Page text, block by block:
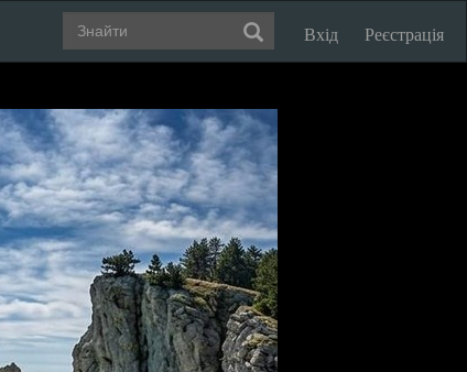
Вхід Реєстрація